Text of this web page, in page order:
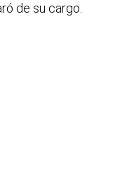
de su cargo.